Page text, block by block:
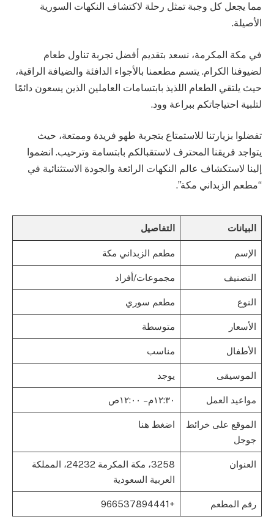
مما يجعل كل وجبة تمثل رحلة لاكتشاف النكهات السورية
الأصيلة.
في مكة المكرمة، نسعد بتقديم أفضل تجربة تناول طعام
لضيوفنا الكرام. يتسم مطعمنا بالأجواء الدافئة والضيافة الراقية،
حيث يلتقي الطعام اللذيذ بابتسامات العاملين الذين يسعون دائمًا
لتلبية احتياجاتكم ببراعة وود.
تفضلوا بزيارتنا للاستمتاع بتجربة طهو فريدة وممتعة، حيث
يتواجد فريقنا المحترف لاستقبالكم بابتسامة وترحيب. انضموا
إلينا لاستكشاف عالم النكهات الرائعة والجودة الاستثنائية في
“مطعم الزبداني مكة”.
البيانات التفاصيل
الإسم مطعم الزبداني مكة
التصنيف مجموعات/أفراد
النوع مطعم سوري
الأسعار متوسطة
الأطفال مناسب
الموسيقى يوجد
مواعيد العمل ١٢:٣٠م – ١٢:٠٠ص
الموقع على خرائط
جوجل
اضغط هنا
العنوان
3258، مكة المكرمة 24232، المملكة
العربية السعودية
رقم المطعم +966537894441